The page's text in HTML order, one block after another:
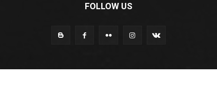
FOLLOW US